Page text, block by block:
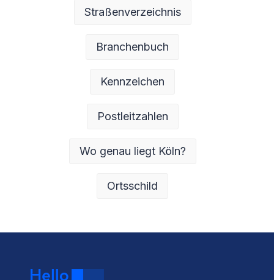
Straßenverzeichnis
Branchenbuch
Kennzeichen
Postleitzahlen
Wo genau liegt Köln?
Ortsschild